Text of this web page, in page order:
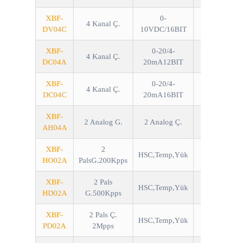
XBF-
DV04C
4 Kanal Ç.
0-
10VDC/16BIT
XBF-
DC04A
4 Kanal Ç.
0-20/4-
20mA12BIT
XBF-
DC04C
4 Kanal Ç.
0-20/4-
20mA16BIT
XBF-
AH04A
2 Analog G. 2 Analog Ç.
XBF-
HO02A
2
PalsG.200Kpps
HSC,Temp,Yük
XBF-
HD02A
2 Pals
G.500Kpps
HSC,Temp,Yük
XBF-
PD02A
2 Pals Ç.
2Mpps
HSC,Temp,Yük